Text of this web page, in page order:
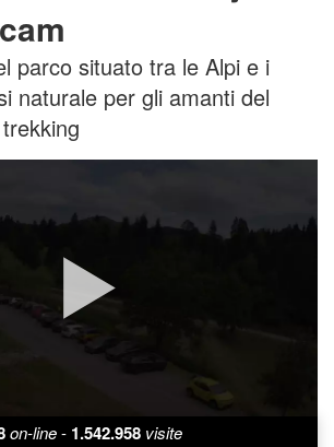
parco situato tra le Alpi e i
naturale per gli amanti del
on-line- 1.542.958 visite